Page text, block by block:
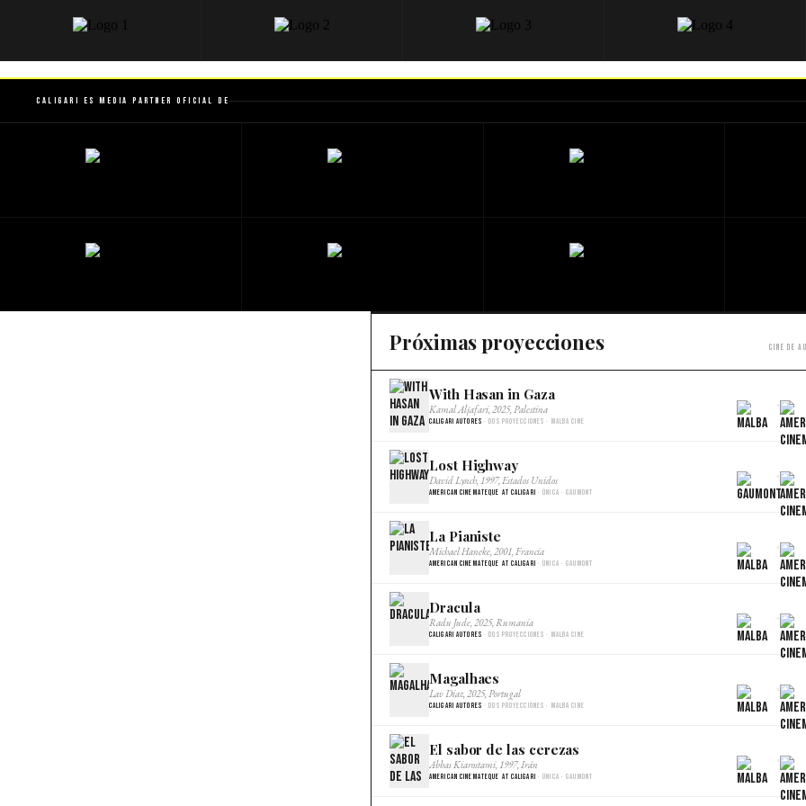
Caligari es Media Partner Oficial de
Próximas proyecciones Cine de
With Hasan in Gaza
Kamal Aljafari, 2025, Palestina
Caligari Autores · Dos proyecciones · Malba Cine
×
Lost Highway
David Lynch, 1997, Estados Unidos
American Cinemateque at Caligari · Única · Gaumont
×
La Pianiste
Michael Haneke, 2001, Francia
American Cinemateque at Caligari · Única · Gaumont
×
Dracula
Radu Jude, 2025, Rumania
Caligari Autores · Dos proyecciones · Malba Cine
×
Magalhaes
Lav Diaz, 2025, Portugal
Caligari Autores · Dos proyecciones · Malba Cine
×
El sabor de las cerezas
Abbas Kiarostami, 1997, Irán
American Cinemateque at Caligari · Única · Gaumont
×